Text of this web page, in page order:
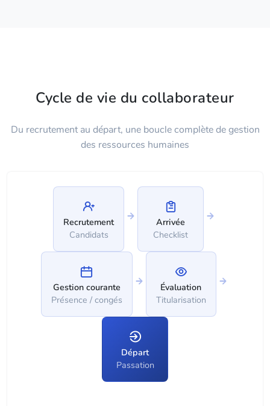
Cycle de vie du collaborateur
Du recrutement au départ, une boucle complète de gestion
des ressources humaines
Recrutement
Candidats
Arrivée
Checklist
Gestion courante
Présence / congés
Évaluation
Titularisation
Départ
Passation